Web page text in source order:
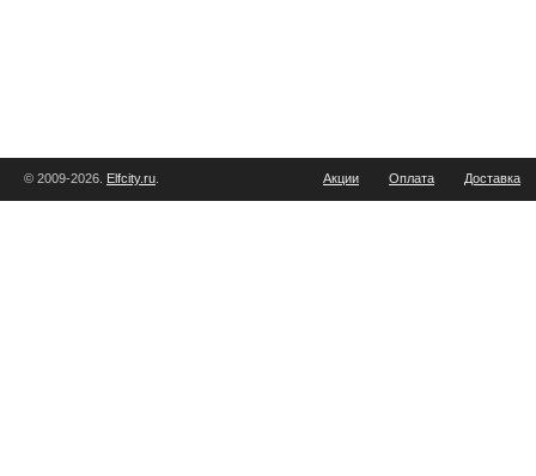
© 2009-2026. Elfcity.ru Акции Оплата Доставка